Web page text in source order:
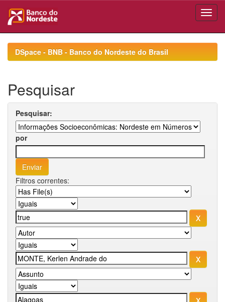
navigationDSpace - BNB - Banco do Nordeste do Brasil
Pesquisar
Pesquisar:
por
Filtros correntes: